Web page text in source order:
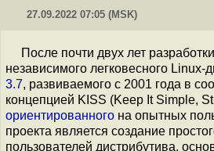
27.09.2022 07:05 (MSK)
После почти двух лет разработки
независимого легковесного Linux-
3.7, развиваемого с 2001 года в
концепцией KISS (Keep It Simple,
ориентированного на опытных
проекта является создание
пользователей дистрибутива,